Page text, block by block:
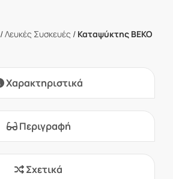
/Λευκές Συσκευές / Καταψύκτης BEKO
Χαρακτηριστικά
Περιγραφή
Σχετικά